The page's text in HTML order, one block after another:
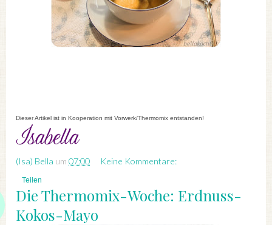
Dieser Artikel ist in Kooperation mit Vorwerk/Thermomix entstanden!
(Isa) Bella um 07:00 Keine Kommentare:
Teilen
Die Thermomix-Woche: Erdnuss-
Kokos-Mayo